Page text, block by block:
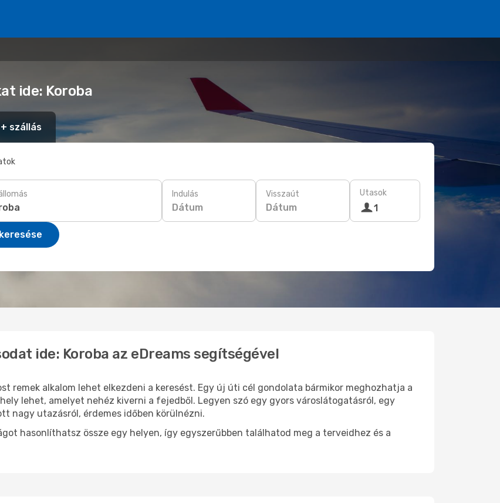
ide: Koroba
szállás
Indulás
Dátum
Visszaút
Dátum
Utasok
1
ide: Koroba az eDreams segítségével
remek alkalom lehet elkezdeni a keresést. Egy új úti cél gondolata bármikor meghozhatja a
lehet, amelyet nehéz kiverni a fejedből. Legyen szó egy gyors városlátogatásról, egy
nagy utazásról, érdemes időben körülnézni.
hasonlíthatsz össze egy helyen, így egyszerűbben találhatod meg a terveidhez és a